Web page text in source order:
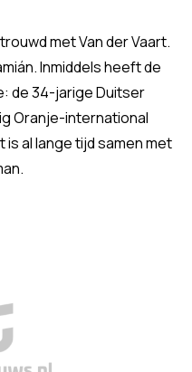
met Van der Vaart.
Inmiddels heeft de
de 34-jarige Duitser
Oranje-international
al lange tijd samen met